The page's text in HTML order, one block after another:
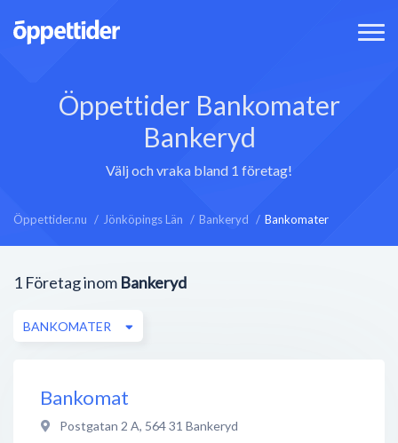
Öppettider Bankomater
Bankeryd
Välj och vraka bland 1 företag!
Öppettider.nu Jönköpings Län Bankeryd Bankomater
1 Företag inom Bankeryd
BANKOMATER
Bankomat
Postgatan 2 A, 564 31 Bankeryd